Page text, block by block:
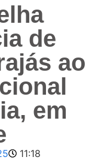
de
ao
em
11:18